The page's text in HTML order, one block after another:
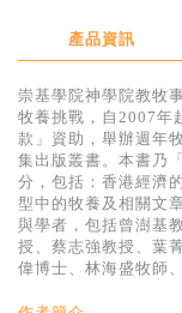
暢銷榜
中文二手書
英文二手
精選英文書
電子書
基道 Top
產品資訊
崇基學院神學院教牧
牧養挑戰，自2007年
款」資助，舉辦週年
集出版叢書。本書乃
分，包括：香港經濟
型中的牧養及相關文
與學者，包括曾澍基
授、蔡志強教授、葉
偉博士、林海盛牧師